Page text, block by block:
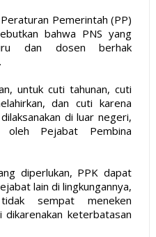
Pemerintah (PP)
bahwa PNS yang
dan dosen berhak
untuk cuti tahunan, cuti
dan cuti karena
di luar negeri,
Pejabat Pembina
diperlukan, PPK dapat
lain di lingkungannya,
sempat meneken
keterbatasan